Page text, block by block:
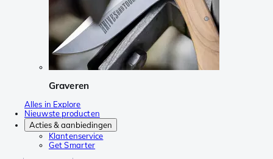
Graveren
Alles in Explore
Nieuwste producten
Acties & aanbiedingen
Klantenservice
Get Smarter